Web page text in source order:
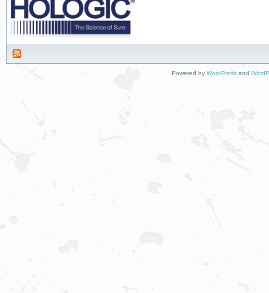
Powered by WordPressand